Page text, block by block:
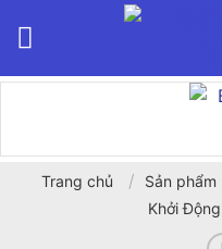
Trang chủ / Sản phẩm
Khởi